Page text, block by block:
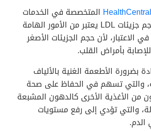
HealthCentral المتخصصة في الخدمات
الطبية إلى أن حجم جزيئات LDL يعتبر من الأمور الهامة
الاعتبار، لأن حجم الجزيئات الأصغر
بأمراض القلب.
بضرورة الأطعمة الغنية بالألياف
والتي تسهم في الحفاظ على صحة
من الأغذية الأخرى كالدهون المشبعة
والتي تؤدي إلى رفع مستويات
الدم.